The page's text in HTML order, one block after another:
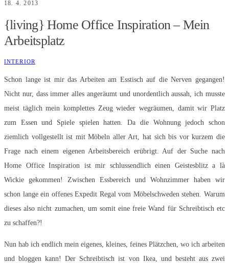
18. 4. 2013
{living} Home Office Inspiration – Mein
Arbeitsplatz
INTERIOR
Schon lange ist mir das Arbeiten am Esstisch auf die Nerven gegangen!
Nicht nur, dass immer alles angeräumt und unordentlich aussah, ich musste
meist täglich mein komplettes Zeug wieder wegräumen, damit wir Platz
zum Essen und Spiele spielen hatten. Da die Wohnung jedoch schon
ziemlich vollgestellt ist mit Möbeln aller Art, hat sich bis vor kurzem die
Frage nach einem eigenen Arbeitsbereich erübrigt. Auf der Suche nach
Home Office Inspiration ist mir schlussendlich einen Geistesblitz a là
Wickie gekommen! Zwischen Essbereich und Wohnzimmer haben wir
schon lange ein offenes Expedit Regal vom Möbelschweden stehen. Warum
dieses also nicht zumachen, um somit eine freie Wand für Schreibtisch etc
zu schaffen?!
Nun hab ich endlich mein eigenes, kleines, feines Plätzchen, wo ich arbeiten
und bloggen kann! Der Schreibtisch ist von Ikea, und besteht aus zwei